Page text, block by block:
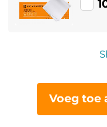
Voeg toe